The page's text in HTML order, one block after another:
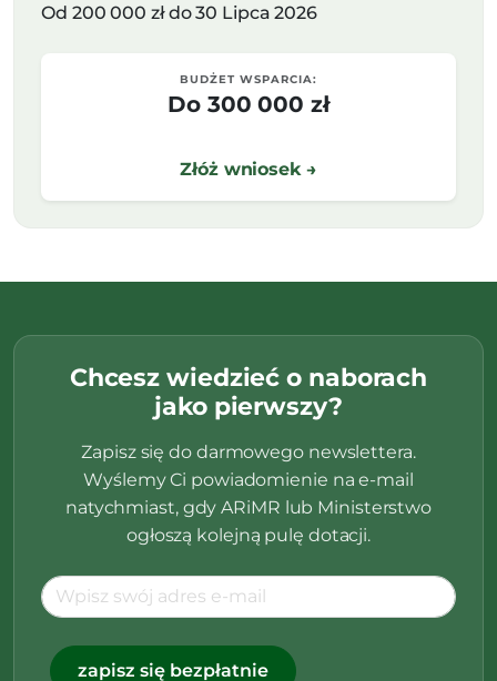
Od 200 000 zł do 30 Lipca 2026
BUDŻET WSPARCIA:
Do 300 000 zł
Złóż wniosek →
Chcesz wiedzieć o naborach
jako pierwszy?
Zapisz się do darmowego newslettera.
Wyślemy Ci powiadomienie na e-mail
natychmiast, gdy ARiMR lub Ministerstwo
ogłoszą kolejną pulę dotacji.